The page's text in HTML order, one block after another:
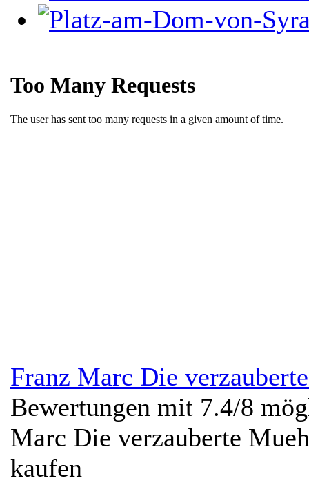
Franz Marc Die
Bewertungen mit 7.4/8
Marc Die verzauberte
kaufen